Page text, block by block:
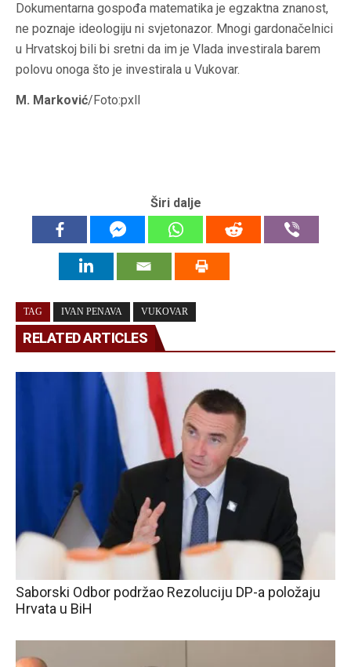
Dokumentarna gospođa matematika je egzaktna znanost,
ne poznaje ideologiju ni svjetonazor. Mnogi gardonačelnici
u Hrvatskoj bili bi sretni da im je Vlada investirala barem
polovu onoga što je investirala u Vukovar.
M. Marković/Foto:pxll
Širi dalje
TAG IVAN PENAVA VUKOVAR
RELATED ARTICLES
Saborski Odbor podržao Rezoluciju DP-a položaju
Hrvata u BiH